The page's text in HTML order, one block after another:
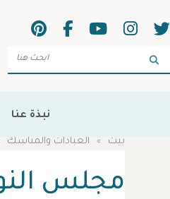
نبذة عنا
بيت العبادات والمناسك
مجلس